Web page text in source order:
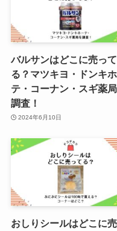
バルサンはどこに売って
る？マツキヨ・ドンキ
テ・コーナン・スギ薬
調査！
2024年6月10日
おしりシールはどこに